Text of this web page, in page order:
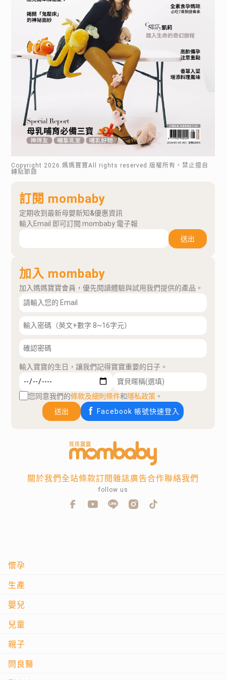
Copyright 2026 .媽媽寶寶All rights reserved.版權所有，禁止擅自
轉貼節錄
訂閱 mombaby
定期收到最新母嬰新知&優惠資訊
輸入Email 即可訂閱 mombaby 電子報
送出
加入 mombaby
加入媽媽寶寶會員，優先閱讀體驗與試用我們提供的產品。
輸入寶寶的生日，讓我們記得寶寶重要的日子。
您同意我們的條款及細則條件和隱私政策 。
送出
Facebook 帳號快速登入
懷孕
生產
嬰兒
兒童
親子
問良醫
關於我們全站條款訂閱雜誌廣告合作聯絡我們
follow us